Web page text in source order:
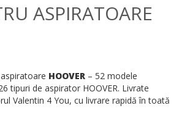
ASPIRATOARE
HOOVER – 52 modele
tipuri de aspirator HOOVER. Livrate
Valentin 4 You, cu livrare rapidă în toată